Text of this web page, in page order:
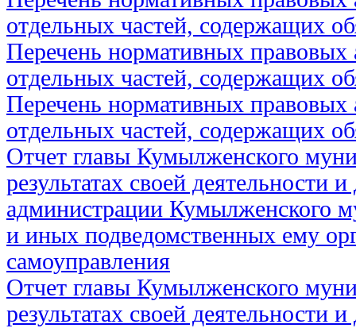
отдельных частей, содержащих
Перечень нормативных правовых
отдельных частей, содержащих
Перечень нормативных правовых
отдельных частей, содержащих
Отчет главы Кумылженского
результатах своей деятельности
администрации Кумылженского
и иных подведомственных ему
самоуправления
Отчет главы Кумылженского
результатах своей деятельности